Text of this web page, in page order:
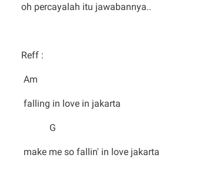
oh percayalah itu jawabannya..
Reff :
Am
falling in love in jakarta
G
make me so fallin' in love jakarta